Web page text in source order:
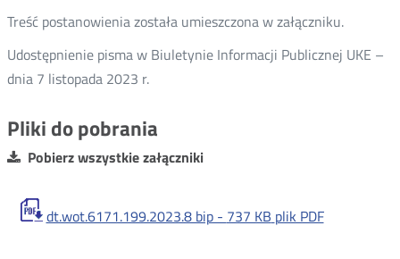
Treść postanowienia została umieszczona w załączniku.
Udostępnienie pisma w Biuletynie Informacji Publicznej UKE –
dnia 7 listopada 2023 r.
Pliki do pobrania
Pobierz wszystkie załączniki
dt.wot.6171.199.2023.8 bip - 737 KB plik PDF